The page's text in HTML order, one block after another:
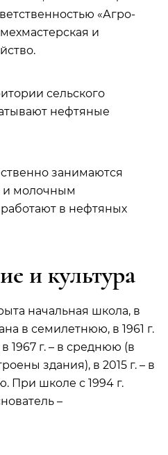
«Агро-
и
сельского
нефтяные
занимаются
и молочным
в нефтяных
и культура
начальная школа, в
в семилетнюю, в 1961 г.
1967 г. – в среднюю (в
здания), в 2015 г. – в
При школе с 1994 г.
–